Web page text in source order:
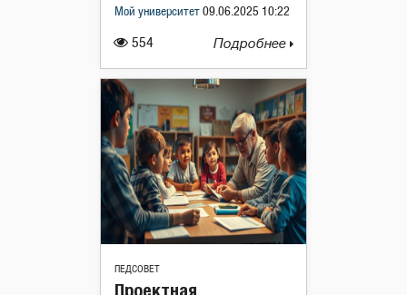
554
Мой университет 09.06.2025 10:22
Подробнее
ПЕДСОВЕТ
Проектная